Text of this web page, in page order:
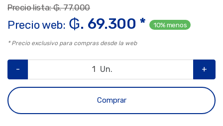
Precio lista: ₲. 77.000
Precio web: ₲. 69.300 * 10% menos
* Precio exclusivo para compras desde la web
- Un. +
Comprar